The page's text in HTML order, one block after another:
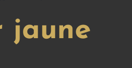
jaune